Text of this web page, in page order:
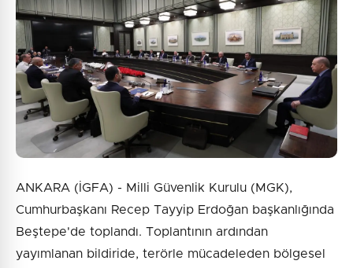
ANKARA (İGFA) - Milli Güvenlik Kurulu (MGK),
Cumhurbaşkanı Recep Tayyip Erdoğan başkanlığında
Beştepe'de toplandı. Toplantının ardından
yayımlanan bildiride, terörle mücadeleden bölgesel